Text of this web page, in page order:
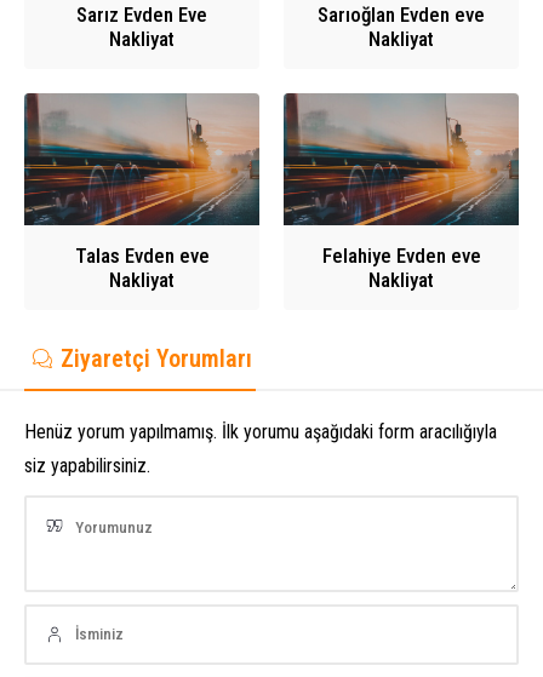
Sarız Evden Eve
Nakliyat
Sarıoğlan Evden eve
Nakliyat
Talas Evden eve
Nakliyat
Felahiye Evden eve
Nakliyat
Ziyaretçi Yorumları
Henüz yorum yapılmamış. İlk yorumu aşağıdaki form aracılığıyla
siz yapabilirsiniz.